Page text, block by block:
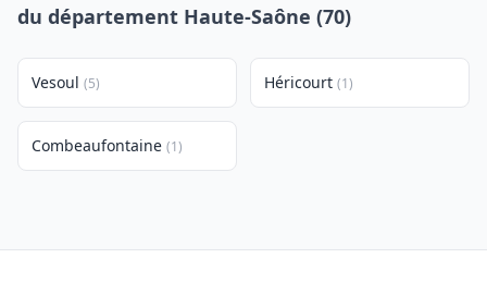
du département Haute-Saône (70)
Vesoul (5) Héricourt (1)
Combeaufontaine (1)